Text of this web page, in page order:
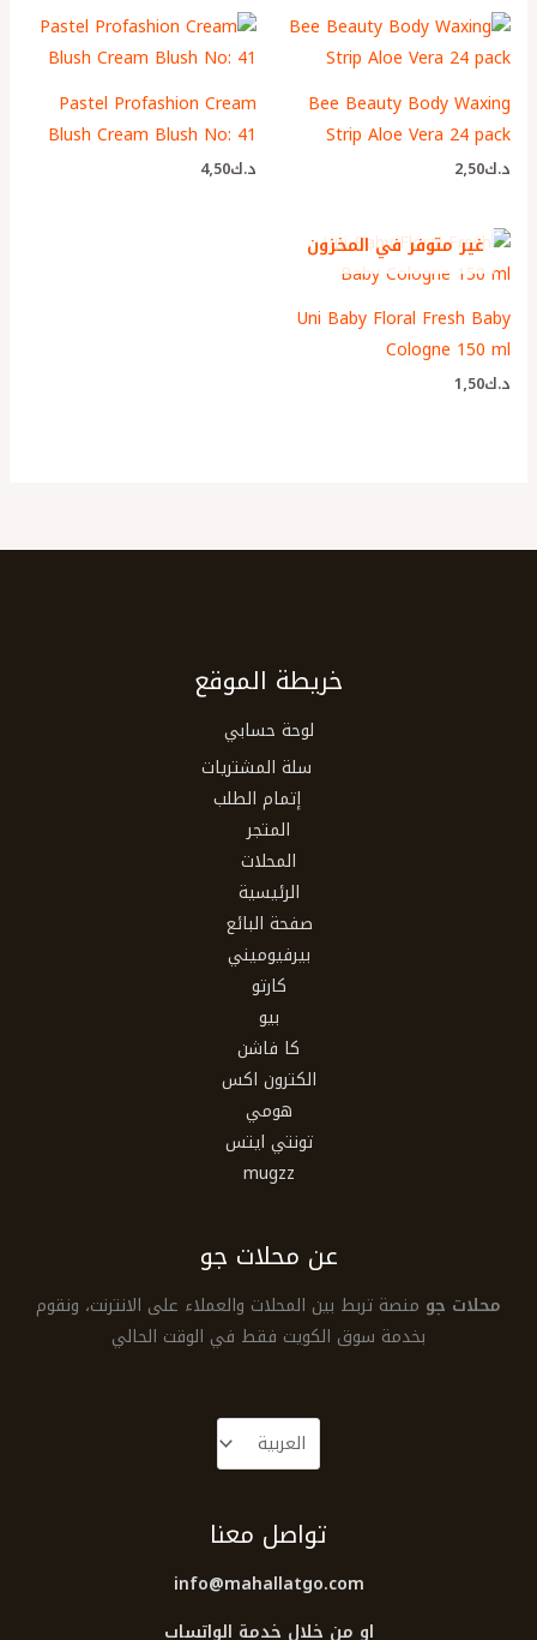
Bee Beauty Body Waxing
Strip Aloe Vera 24 pack
د.ك2٫50
Pastel Profashion Cream
Blush Cream Blush No: 41
د.ك4٫50
غير متوفر في المخزون
Uni Baby Floral Fresh Baby
Cologne 150 ml
د.ك1٫50
خريطة الموقع
لوحة حسابي
سلة المشتريات
إتمام الطلب
المتجر
المحلات
الرئيسية
صفحة البائع
بيرفيوميني
كارتو
بيو
كا فاشن
الكترون اكس
هومي
تونتي ايتس
mugzz
عن محلات جو
محلات جو منصة تربط بين المحلات والعملاء على الانترنت، ونقوم
بخدمة سوق الكويت فقط في الوقت الحالي
تواصل معنا
info@mahallatgo.com
او من خلال خدمة الواتساب